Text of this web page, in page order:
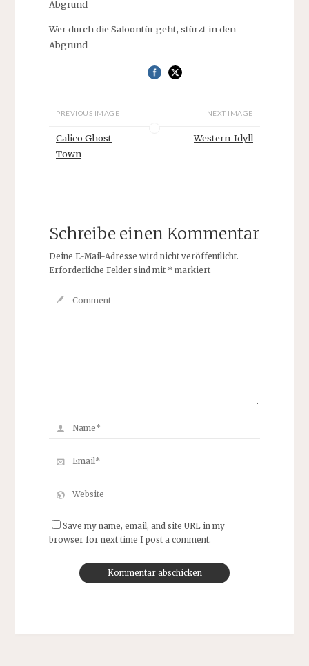
Abgrund
Wer durch die Saloontür geht, stürzt in den
Abgrund
PREVIOUS IMAGE
Calico Ghost
Town
NEXT IMAGE
Western-Idyll
Schreibe einen Kommentar
Deine E-Mail-Adresse wird nicht veröffentlicht.
Erforderliche Felder sind mit *markiert
Save my name, email, and site URL in my
browser for next time I post a comment.